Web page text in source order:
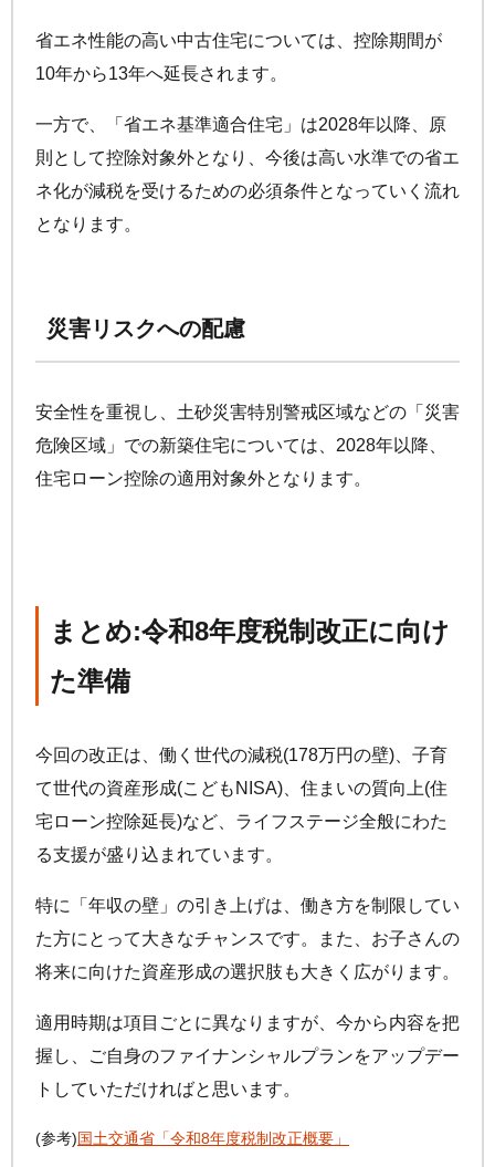
省エネ性能の高い中古住宅については、控除期間が
10年から13年へ延長されます。
一方で、「省エネ基準適合住宅」は2028年以降、原
則として控除対象外となり、今後は高い水準での省エ
ネ化が減税を受けるための必須条件となっていく流れ
となります。
災害リスクへの配慮
安全性を重視し、土砂災害特別警戒区域などの「災害
危険区域」での新築住宅については、2028年以降、
住宅ローン控除の適用対象外となります。
まとめ:令和8年度税制改正に向け
た準備
今回の改正は、働く世代の減税(178万円の壁)、子育
て世代の資産形成(こどもNISA)、住まいの質向上(住
宅ローン控除延長)など、ライフステージ全般にわた
る支援が盛り込まれています。
特に「年収の壁」の引き上げは、働き方を制限してい
た方にとって大きなチャンスです。また、お子さんの
将来に向けた資産形成の選択肢も大きく広がります。
適用時期は項目ごとに異なりますが、今から内容を把
握し、ご自身のファイナンシャルプランをアップデー
トしていただければと思います。
(参考)国土交通省「令和8年度税制改正概要」